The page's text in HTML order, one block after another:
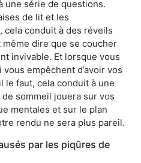
une série de questions.
de lit et les
cela conduit à des réveils
dire que se coucher
invivable. Et lorsque vous
empêchent d’avoir vos
le faut, cela conduit à une
sommeil jouera sur vos
mentales et sur le plan
rendu ne sera plus pareil.
par les piqûres de